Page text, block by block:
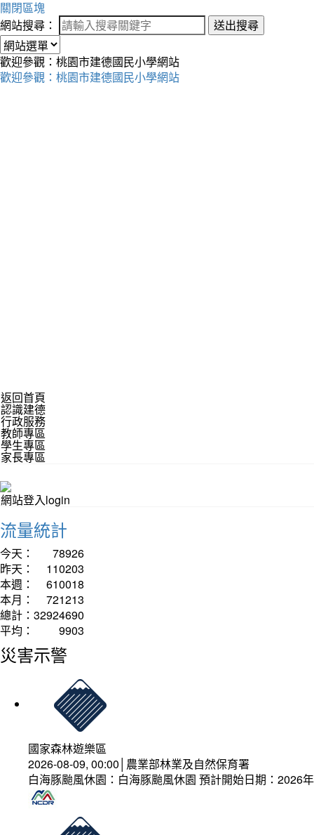
關閉區塊
網站搜尋：
送出搜尋
歡迎參觀：桃園市建德國民小學網站
歡迎參觀：桃園市建德國民小學網站
返回首頁
認識建德
行政服務
教師專區
學生專區
家長專區
網站登入login
流量統計
今天：
78926
昨天：
110203
本週：
610018
本月：
721213
總計： 32924690
平均：
9903
災害示警
國家森林遊樂區
2026-08-09, 00:00│農業部林業及自然保育署
白海豚颱風休園：白海豚颱風休園 預計開始日期：2026